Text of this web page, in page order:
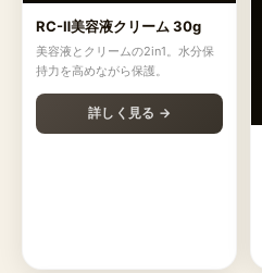
RC-Ⅱ美容液クリーム 30g
美容液とクリームの2in1。水分保
持力を高めながら保護。
詳しく見る →